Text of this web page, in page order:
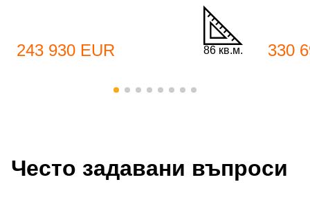
243 930 EUR 86 кв.м. 330
Често задавани въпроси